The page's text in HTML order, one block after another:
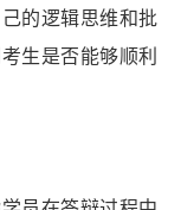
的逻辑思维和批
生是否能够顺利